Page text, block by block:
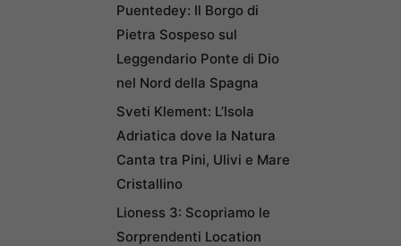
Puentedey: Il Borgo di
Pietra Sospeso sul
Leggendario Ponte di Dio
nel Nord della Spagna
Sveti Klement: L’Isola
Adriatica dove la Natura
Canta tra Pini, Ulivi e Mare
Cristallino
Lioness 3: Scopriamo le
Sorprendenti Location